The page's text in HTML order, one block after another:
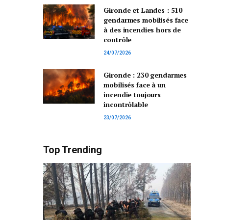
Gironde et Landes : 510
gendarmes mobilisés face
à des incendies hors de
contrôle
24/07/2026
Gironde : 230 gendarmes
mobilisés face à un
incendie toujours
incontrôlable
23/07/2026
Top Trending